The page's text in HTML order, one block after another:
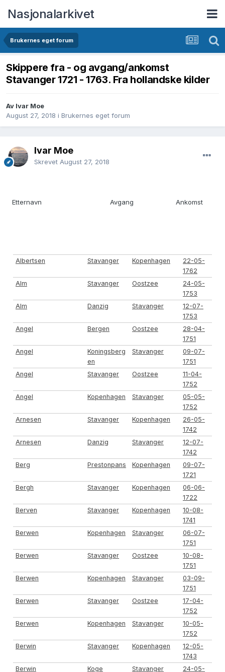
Nasjonalarkivet
Brukernes eget forum
Skippere fra - og avgang/ankomst
Stavanger 1721 - 1763. Fra hollandske kilder
Av Ivar Moe
August 27, 2018 i Brukernes eget forum
Ivar Moe
Skrevet August 27, 2018
Etternavn Avgang Ankomst
Albertsen Stavanger Kopenhagen
22-05-
1762
Alm
Stavanger Oostzee
24-05-
1753
Alm
Danzig Stavanger
12-07-
1753
Angel
Bergen Oostzee
28-04-
1751
Angel
Koningsberg
en
Stavanger
09-07-
1751
Angel
Stavanger Oostzee
11-04-
1752
Angel
Kopenhagen Stavanger
05-05-
1752
Arnesen
Stavanger Kopenhagen
26-05-
1742
Arnesen
Danzig Stavanger
12-07-
1742
Berg
Prestonpans Kopenhagen
09-07-
1721
Bergh
Stavanger Kopenhagen
06-06-
1722
Berven
Stavanger Kopenhagen
10-08-
1741
Berwen
Kopenhagen Stavanger
06-07-
1751
Berwen
Stavanger Oostzee
10-08-
1751
Berwen
Kopenhagen Stavanger
03-09-
1751
Berwen
Stavanger Oostzee
17-04-
1752
Berwen
Kopenhagen Stavanger
10-05-
1752
Berwin
Stavanger Kopenhagen
12-05-
1743
Berwin
Koge Stavanger
24-05-